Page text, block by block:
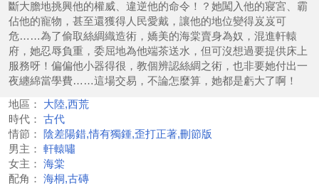
斷大膽地挑興他的權威、違逆他的命令！？她闖入他的寢宮、霸
佔他的寵物，甚至還獲得人民愛戴，讓他的地位變得岌岌可
危……為了偷取絲綢織造術，嬌美的海棠賣身為奴，混進軒轅
府，她忍辱負重，委屈地為他端茶送水，但可沒想過要提供床上
服務呀！偏偏他小器得很，教個辨認絲綢之術，也非要她付出一
夜纏綿當學費……這場交易，不論怎麼算，她都是虧大了啊！
地區：
大陸,西荒
時代：
古代
情節：
陰差陽錯,情有獨鍾,歪打正著,刪節版
男主：
軒轅嘯
女主：
海棠
配角：
海桐,古磚